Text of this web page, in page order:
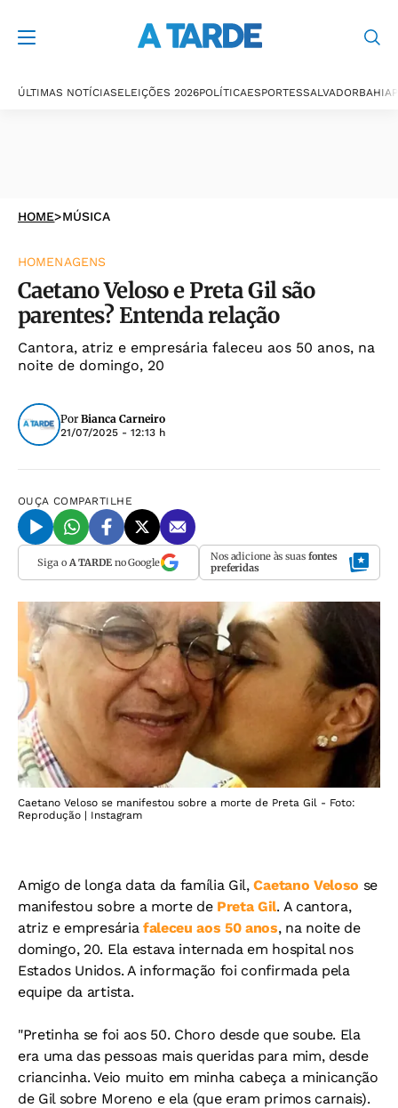
ÚLTIMAS NOTÍCIASELEIÇÕES 2026POLÍTICAESPORTESSALVADORBAHIA
HOME>MÚSICA
HOMENAGENS
Caetano Veloso e Preta Gil são
parentes? Entenda relação
Cantora, atriz e empresária faleceu aos 50 anos, na
noite de domingo, 20
Por Bianca Carneiro
21/07/2025 - 12:13 h
OUÇA COMPARTILHE
Siga o A TARDEno Google Nos adicione às suas fontes
preferidas
Caetano Veloso se manifestou sobre a morte de Preta Gil - Foto:
Reprodução | Instagram
Amigo de longa data da família Gil,Caetano Veloso se
manifestou sobre a morte de Preta Gil. A cantora,
atriz e empresária faleceu aos 50 anos, na noite de
domingo, 20. Ela estava internada em hospital nos
Estados Unidos. A informação foi confirmada pela
equipe da artista.
"Pretinha se foi aos 50. Choro desde que soube. Ela
era uma das pessoas mais queridas para mim, desde
criancinha. Veio muito em minha cabeça a minicanção
de Gil sobre Moreno e ela (que eram primos carnais).